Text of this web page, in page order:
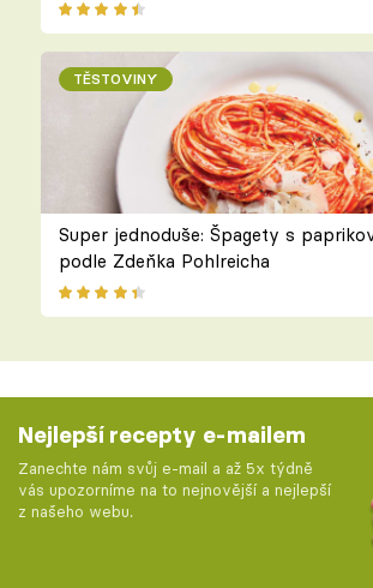
TĚSTOVINY
Super jednoduše: Špagety s
podle Zdeňka Pohlreicha
Nejlepší recepty e-mailem
Zanechte nám svůj e-mail a až 5x týdně
vás upozorníme na to nejnovější a nejlepší
z našeho webu.